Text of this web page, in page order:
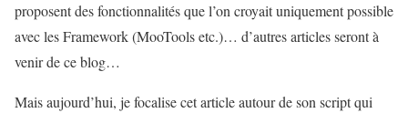
proposent des fonctionnalités que l’on croyait uniquement possible
avec les Framework (MooTools etc.)… d’autres articles seront à
venir de ce blog…
Mais aujourd’hui, je focalise cet article autour de son script qui